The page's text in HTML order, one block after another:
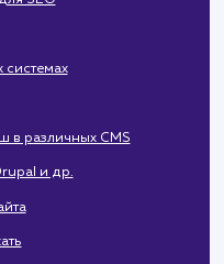
слэш
для SEO
системах